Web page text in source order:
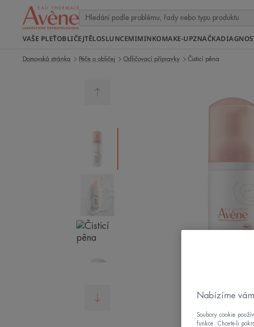
VAŠE PLEŤOBLIČEJTĚLOSLUNCEMIMINKOMAKE-UPZNAČKA
Domovská stránka Péče o obličej Odličovací přípravky Čisticí pěna
Nabízíme
Soubory cookie
funkce. Chcete-li